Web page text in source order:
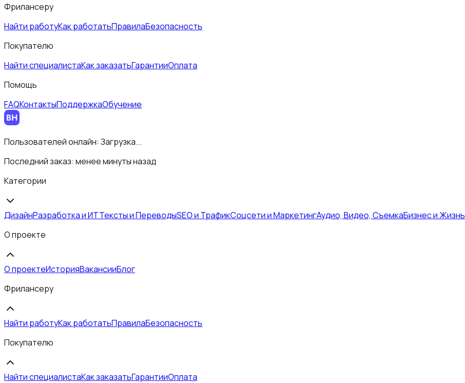
Фрилансеру
Найти работуКак работатьПравилаБезопасность
Покупателю
Найти специалистаКак заказатьГарантииОплата
Помощь
FAQКонтактыПоддержкаОбучение
Пользователей онлайн: Загрузка...
Последний заказ: менее минуты назад
Категории
ДизайнРазработка и ИТТексты и ПереводыSEO и ТрафикСоцсети и МаркетингАудио, Видео, СъемкаБизнес и Жизнь
О проекте
О проектеИсторияВакансииБлог
Фрилансеру
Найти работуКак работатьПравилаБезопасность
Покупателю
Найти специалистаКак заказатьГарантииОплата